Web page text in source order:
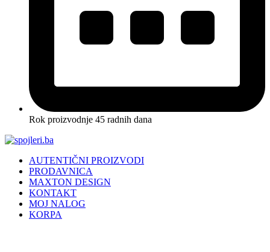
Rok proizvodnje 45 radnih dana
AUTENTIČNI PROIZVODI
PRODAVNICA
MAXTON DESIGN
KONTAKT
MOJ NALOG
KORPA